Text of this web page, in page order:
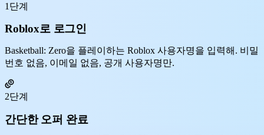
1단계
Roblox로 로그인
Basketball: Zero을 플레이하는 Roblox 사용자명을 입력해. 비밀
번호 없음, 이메일 없음, 공개 사용자명만.
2단계
간단한 오퍼 완료